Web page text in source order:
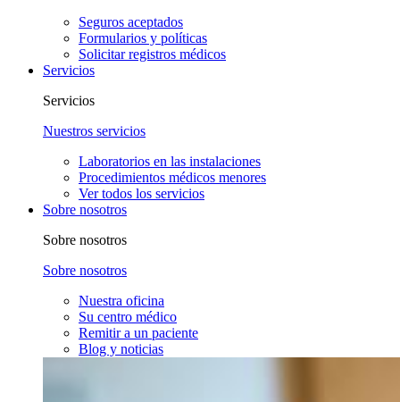
Seguros aceptados
Formularios y políticas
Solicitar registros médicos
Servicios
Servicios
Nuestros servicios
Laboratorios en las instalaciones
Procedimientos médicos menores
Ver todos los servicios
Sobre nosotros
Sobre nosotros
Sobre nosotros
Nuestra oficina
Su centro médico
Remitir a un paciente
Blog y noticias